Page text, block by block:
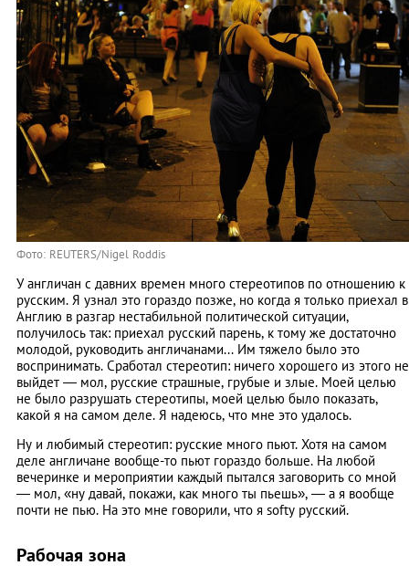
Фото: REUTERS/Nigel Roddis
У англичан с давних времен много стереотипов по отношению к
русским. Я узнал это гораздо позже, но когда я только приехал в
Англию в разгар нестабильной политической ситуации,
получилось так: приехал русский парень, к тому же достаточно
молодой, руководить англичанами... Им тяжело было это
воспринимать. Сработал стереотип: ничего хорошего из этого не
выйдет — мол, русские страшные, грубые и злые. Моей целью
не было разрушать стереотипы, моей целью было показать,
какой я на самом деле. Я надеюсь, что мне это удалось.
Ну и любимый стереотип: русские много пьют. Хотя на самом
деле англичане вообще-то пьют гораздо больше. На любой
вечеринке и мероприятии каждый пытался заговорить со мной
— мол, «ну давай, покажи, как много ты пьешь», — а я вообще
почти не пью. На это мне говорили, что я softy русский.
Рабочая зона